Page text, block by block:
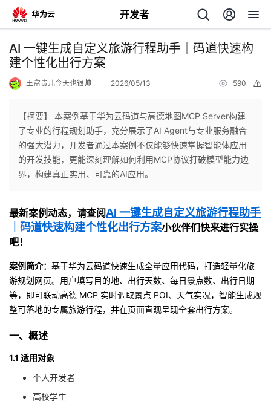
开发者
返
回
个
人
页
我
开
发
者
博
的
我
AI 一键生成自定义旅游行程助手｜码道快速构
建个性化出行方案
王富贵儿今天也很帅 2026/05/13 590
【摘要】 本案例基于华为云码道与高德地图MCP Server构建
了专业的行程规划助手，充分展示了AI Agent与专业服务融合
的强大潜力，开发者通过本案例不仅能够快速掌握智能体应用
的开发技能，更能深刻理解如何利用MCP协议打破模型能力边
界，构建真正实用、可靠的AI应用。
最新案例动态，请查阅AI 一键生成自定义旅游行程助手
｜码道快速构建个性化出行方案小伙伴们快来进行实操
吧！
案例简介： 基于华为云码道快速生成全量应用代码，打造轻量化旅
游规划网页。用户填写目的地、出行天数、每日景点数、出行日期
等，即可联动高德 MCP 实时调取景点 POI、天气实况，智能生成规
整可落地的专属旅游行程，并在页面直观呈现全套出行方案。
一、概述
1.1 适用对象
个人开发者
高校学生